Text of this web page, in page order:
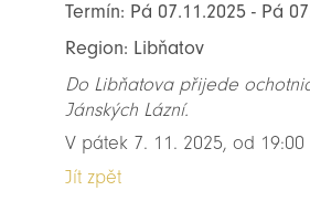
Termín: Pá 07.11.2025 - Pá
Region: Libňatov
Do Libňatova přijede
Jánských Lázní.
V pátek 7. 11. 2025, od 19:00
Jít zpět